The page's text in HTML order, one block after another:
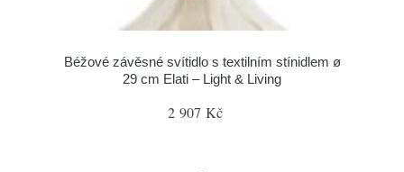
Béžové závěsné svítidlo s textilním stínidlem ø
29 cm Elati – Light & Living
2 907 Kč